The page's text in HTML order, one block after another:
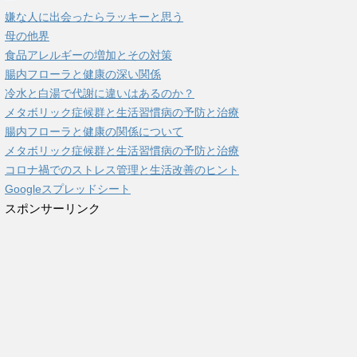
嫌な人に出会ったらラッキーと思う
母の他界
食品アレルギーの増加とその対策
腸内フローラと健康の深い関係
冷水と白湯で代謝に違いはあるのか？
メタボリック症候群と生活習慣病の予防と治療
腸内フローラと健康の関係について
メタボリック症候群と生活習慣病の予防と治療
コロナ禍でのストレス管理と生活改善のヒント
Googleスプレッドシート
スポンサーリンク